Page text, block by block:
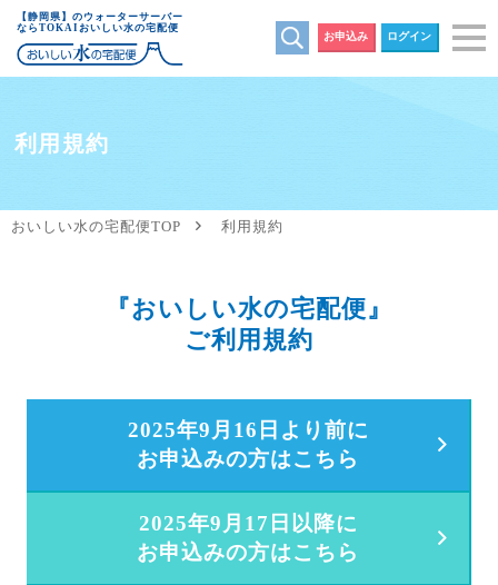
【静岡県】のウォーターサーバー
ならTOKAIおいしい水の宅配便
お申込み ログイン
利用規約
おいしい水の宅配便TOP 利用規約
『おいしい水の宅配便』
ご利用規約
2025年9月16日より前に
お申込みの方はこちら
2025年9月17日以降に
お申込みの方はこちら